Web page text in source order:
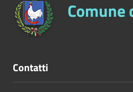
Comune
Contatti